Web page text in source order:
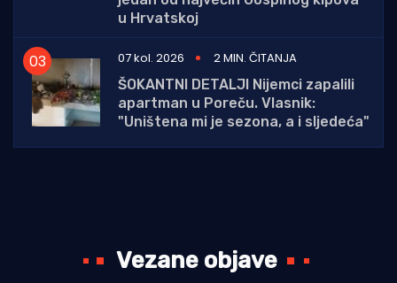
u Hrvatskoj
07 kol. 2026
2 MIN. ČITANJA
ŠOKANTNI DETALJI Nijemci zapalili
apartman u Poreču. Vlasnik:
"Uništena mi je sezona, a i sljedeća"
Vezane objave